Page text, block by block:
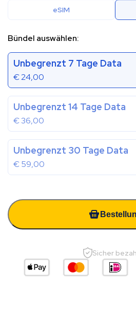
eSIM
Bündel auswählen:
Unbegrenzt 7 Tage Data
€24,00
Unbegrenzt 14 Tage Data
€36,00
Unbegrenzt 30 Tage Data
€59,00
Sicher